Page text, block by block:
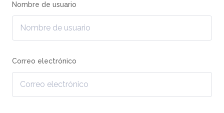
Nombre de usuario
Correo electrónico